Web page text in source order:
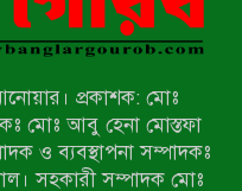
অভিযানে ৪০ হাজার
আটক
১৯ জনের অপমৃত্যু,
প্রকাশক: মোঃ
মোঃ আবু হেনা মোস্তফা
ও ব্যবস্থাপনা সম্পাদকঃ
সহকারী সম্পাদক মোঃ